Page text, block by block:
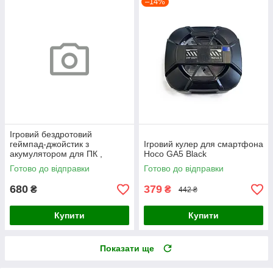
Ігровий бездротовий
геймпад-джойстик з
акумулятором для ПК ,
Джойстик для PS4 з повним
набором функцій
Готово до відправки
680 ₴
Купити
Ігровий кулер для смартфона
Hoco GA5 Black
Готово до відправки
379 ₴ 442 ₴
Купити
Показати ще